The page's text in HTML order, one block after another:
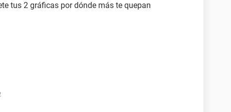
tus 2 gráficas por dónde más te quepan